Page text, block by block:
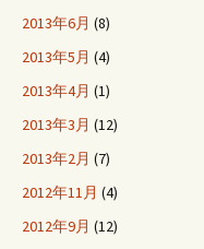
2013年6月 (8)
2013年5月 (4)
2013年4月 (1)
2013年3月 (12)
2013年2月 (7)
2012年11月 (4)
2012年9月 (12)